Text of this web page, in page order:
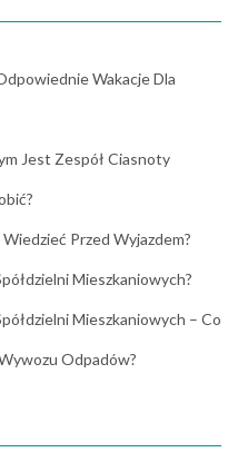
Wakacje Dla
Jest Zespół Ciasnoty
Przed Wyjazdem?
Mieszkaniowych?
Mieszkaniowych – Co
Odpadów?